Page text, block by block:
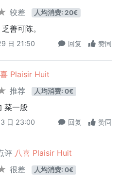
较差
人均消费: 20€
善可陈。
日 21:50 回复 赞同
Plaisir Huit
推荐
人均消费: 0€
菜一般
日 23:00 回复 赞同
评 八喜 Plaisir Huit
很差
人均消费: 0€